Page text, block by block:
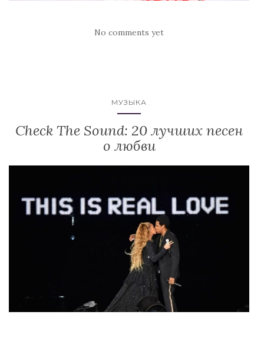
No comments yet
МУЗЫКА
Check The Sound: 20 лучших песен
о любви